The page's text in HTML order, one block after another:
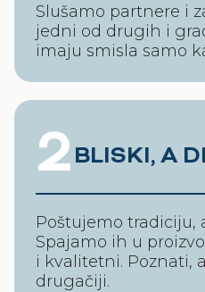
Slušamo partnere i
jedni od drugih i
imaju smisla samo
2BLISKI, A
Poštujemo tradiciju,
Spajamo ih u
i kvalitetni. Poznati,
drugačiji.